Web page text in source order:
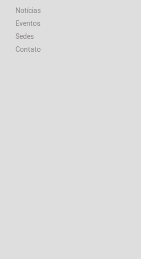
Notícias
Eventos
Sedes
Contato